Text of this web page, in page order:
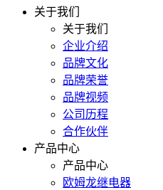
关于我们
关于我们
企业介绍
品牌文化
品牌荣誉
品牌视频
公司历程
合作伙伴
产品中心
产品中心
欧姆龙继电器